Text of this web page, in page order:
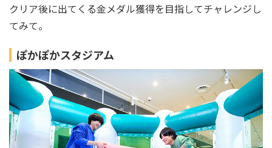
クリア後に出てくる金メダル獲得を目指してチャレンジし
てみて。
ぽかぽかスタジアム